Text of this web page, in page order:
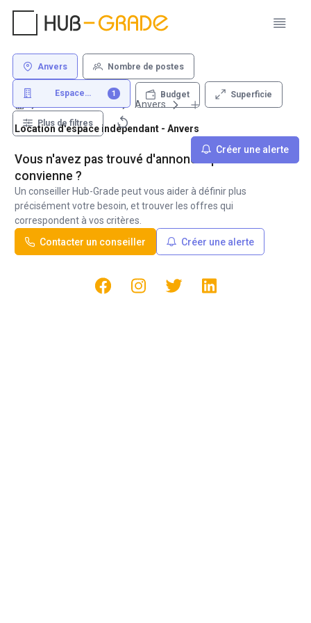
Anvers Nombre de postes
Espace
1 Budget Superficie
Plus de filtres
Créer une alerte
Anvers
Location d'espace indépendant - Anvers
Vous n'avez pas trouvé d'annonce qui vous
convienne ?
Un conseiller Hub-Grade peut vous aider à définir plus
précisément votre besoin, et trouver les offres qui
correspondent à vos critères.
Contacter un conseiller
Créer une alerte